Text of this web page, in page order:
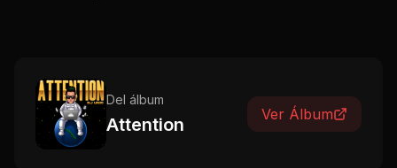
Del álbum
Attention Ver Álbum